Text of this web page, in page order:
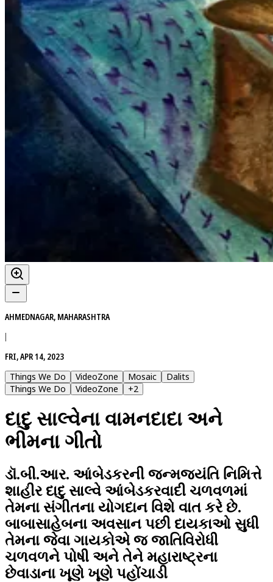
AHMEDNAGAR, MAHARASHTRA
|
FRI, APR 14, 2023
Things We Do
VideoZone Mosaic
Dalits
Things We Do
VideoZone +2
દાદુ સાલ્વેના વામનદાદા અને
ભીમના ગીતો
ડૉ.બી.આર. આંબેડકરની જન્મજયંતિ નિમિત્તે
શાહીર દાદુ સાલ્વે આંબેડકરવાદી ચળવળમાં
તેમના સંગીતના યોગદાન વિશે વાત કરે છે.
બાબાસાહેબના અવસાન પછી દાયકાઓ સુધી
તેમના જેવા ગાયકોએ જ જાતિવિરોધી
ચળવળને પોષી અને તેને મહારાષ્ટ્રના
છેવાડાના ખૂણે ખૂણે પહોંચાડી